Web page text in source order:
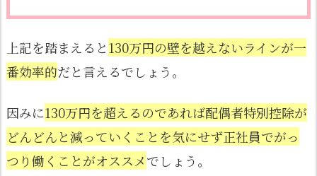
上記を踏まえると130万円の壁を越えないラインが一
番効率的だと言えるでしょう。
因みに130万円を超えるのであれば配偶者特別控除が
どんどんと減っていくことを気にせず正社員でがっ
つり働くことがオススメでしょう。